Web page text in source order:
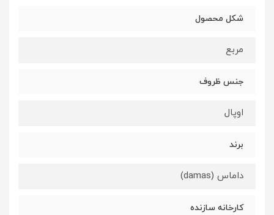
شکل محصول
مربع
جنس ظروف
اوپال
برند
داماس (damas)
کارخانه سازنده